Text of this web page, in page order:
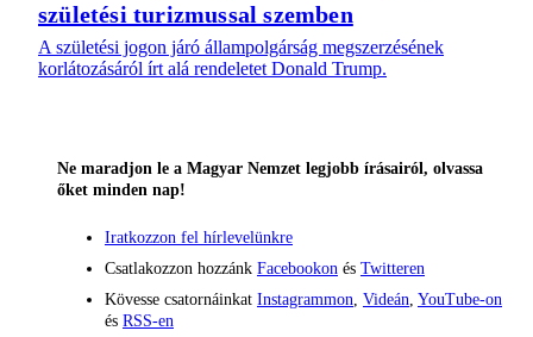
születési turizmussal szemben
A születési jogon járó állampolgárság megszerzésének
korlátozásáról írt alá rendeletet Donald Trump.
Ne maradjon le a Magyar Nemzet legjobb írásairól, olvassa
őket minden nap!
Iratkozzon fel hírlevelünkre
Csatlakozzon hozzánk Facebookon és Twitteren
Kövesse csatornáinkat Instagrammon Videán YouTube-on
és RSS-en